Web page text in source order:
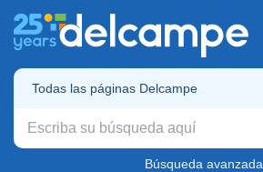
Todas las páginas Delcampe
Búsqueda avanzada